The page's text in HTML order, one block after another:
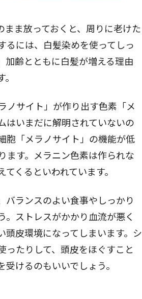
ま放っておくと、周りに老けた
には、白髪染めを使ってしっ
加齢とともに白髪が増える理由
ノサイト」が作り出す色素「メ
はいまだに解明されていないの
胞「メラノサイト」の機能が低
ます。メラニン色素は作られな
くるといわれています。
バランスのよい食事やしっかり
。ストレスがかかり血流が悪く
皮環境になってしまいます。シ
ったりして、頭皮をほぐすこと
けるのもいいでしょう。
閉じる